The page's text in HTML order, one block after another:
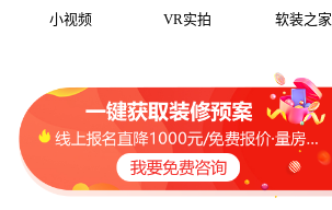
小视频 VR实拍 软装之家